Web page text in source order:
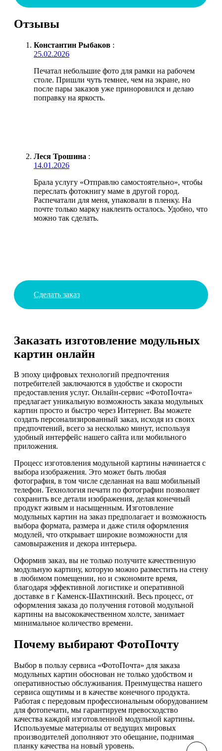
Отзывы
Константин Рыбаков :
25.02.2026
Печатал небольшие фото для рамки на рабочем
столе. Пришли чуть темнее, чем на экране, но
после пары заказов уже приноровился и делаю
поправку на яркость.
Леся Трошина :
14.01.2026
Брала услугу «Отправлю самостоятельно», чтобы
переслать фотокнигу маме в другой город.
Распечатали для меня, упаковали в пленку. На
почте только марку наклеить осталось. Удобно, что
можно так сделать.
Сделать заказ
Заказать изготовление модульных
картин онлайн
В эпоху цифровых технологий предпочтения
потребителей заключаются в удобстве и скорости
предоставления услуг. Онлайн-сервис «ФотоПочта»
предлагает уникальную возможность заказа модульных
картин просто и быстро через Интернет. Вы можете
создать персонализированный заказ, исходя из своих
предпочтений, всего за несколько минут, используя
удобный интерфейс нашего сайта или мобильного
приложения.
Процесс изготовления модульной картины начинается с
выбора изображения. Это может быть любая
фотография, в том числе сделанная на ваш мобильный
телефон. Технология печати по фотографии позволяет
сохранить все детали изображения, делая конечный
продукт живым и насыщенным. Изготовление
модульных картин на заказ предполагает и возможность
выбора формата, размера и даже стиля оформления
модулей, что открывает широкие возможности для
самовыражения и декора интерьера.
Оформив заказ, вы не только получите качественную
модульную картину, которую можно разместить на стену
в любимом помещении, но и сэкономите время,
благодаря эффективной логистике и оперативной
доставке в г Каменск-Шахтинский. Весь процесс, от
оформления заказа до получения готовой модульной
картины на высококачественном холсте, занимает
минимальное количество времени.
Почему выбирают ФотоПочту
Выбор в пользу сервиса «ФотоПочта» для заказа
модульных картин обоснован не только удобством и
оперативностью обслуживания. Преимущества нашего
сервиса ощутимы и в качестве конечного продукта.
Работая с передовым профессиональным оборудованием
для фотопечати, мы гарантируем превосходство
качества каждой изготовленной модульной картины.
Используемые материалы от ведущих мировых
производителей дополняют это обещание, поднимая
планку качества на новый уровень.